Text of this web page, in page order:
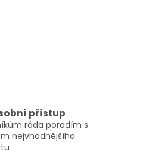
přístup
ráda poradím s
nejvhodnějšího